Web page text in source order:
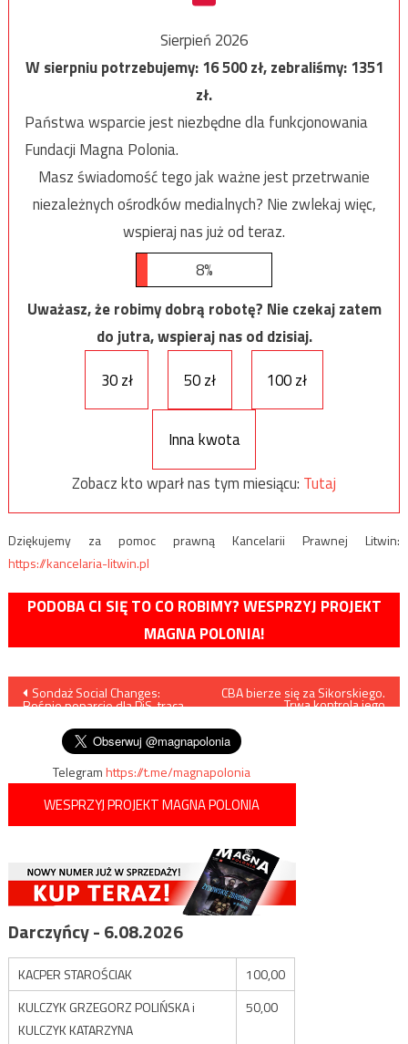
Sierpień 2026
W sierpniu potrzebujemy:16 500zł, zebraliśmy:1351
zł.
Państwa wsparcie jest niezbędne dla funkcjonowania
Fundacji Magna Polonia.
Masz świadomość tego jak ważne jest przetrwanie
niezależnych ośrodków medialnych? Nie zwlekaj więc,
wspieraj nas już od teraz.
8%
Uważasz, że robimy dobrą robotę? Nie czekaj zatem
do jutra, wspieraj nas od dzisiaj.
30 zł
50 zł 100 zł
Inna kwota
Zobacz kto wparł nas tym miesiącu: Tutaj
Dziękujemy za pomoc prawną Kancelarii Prawnej Litwin:
https://kancelaria-litwin.pl
PODOBA CI SIĘ TO CO ROBIMY? WESPRZYJ PROJEKT
MAGNA POLONIA!
Nawigacja
wpisu
Sondaż Social Changes:
Rośnie poparcie dla PiS, tracą
CBA bierze się za Sikorskiego.
Trwa kontrola jego
Telegramhttps://t.me/magnapolonia
WESPRZYJ PROJEKT MAGNA POLONIA
Darczyńcy - 6.08.2026
KACPER STAROŚCIAK
100,00
KULCZYK GRZEGORZ POLIŃSKA i
KULCZYK KATARZYNA
50,00